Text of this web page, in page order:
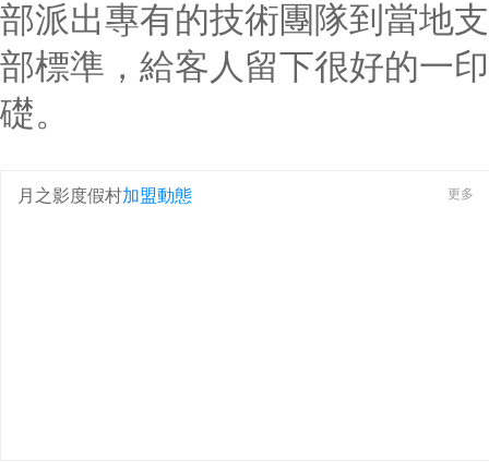
部派出專有的技術團隊到當地
部標準，給客人留下很好的一
礎。
月之影度假村加盟動態 更多